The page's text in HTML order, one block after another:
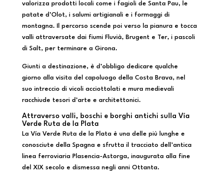
valorizza prodotti locali come i fagioli de Santa Pau, le
patate d’Olot, i salumi artigianali e i formaggi di
montagna. Il percorso scende poi verso la pianura e tocca
valli attraversate dai fiumi Fluvià, Brugent e Ter, i pascoli
di Salt, per terminare a Girona.
Giunti a destinazione, è d’obbligo dedicare qualche
giorno alla visita del capoluogo della Costa Brava, nel
suo intreccio di vicoli acciottolati e mura medievali
racchiude tesori d’arte e architettonici.
Attraverso valli, boschi e borghi antichi sulla Vía
Verde Ruta de la Plata
La Vía Verde Ruta de la Plata è una delle più lunghe e
conosciute della Spagna e sfrutta il tracciato dell’antica
linea ferroviaria Plasencia-Astorga, inaugurata alla fine
del XIX secolo e dismessa negli anni Ottanta.